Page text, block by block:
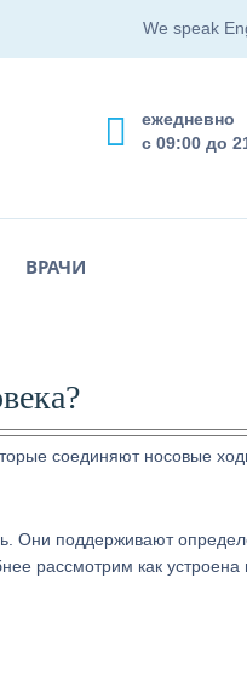
We speak
ежедневно
с 09:00 до
ВРАЧИ
соединяют носовые
Они поддерживают
рассмотрим как устроена